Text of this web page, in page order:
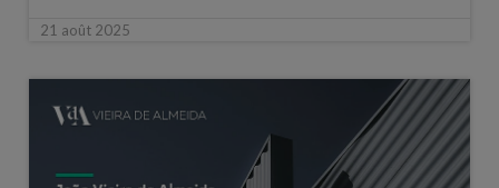
21 août 2025